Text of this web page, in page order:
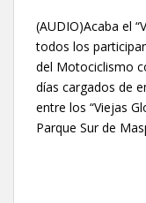
(AUDIO)Acaba el
todos los
del Motociclismo
días cargados de
entre los “Viejas
Parque Sur de